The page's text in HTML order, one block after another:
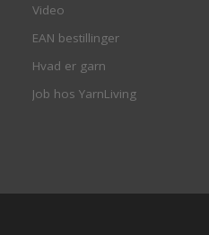
Video
EAN bestillinger
Hvad er garn
Job hos YarnLiving